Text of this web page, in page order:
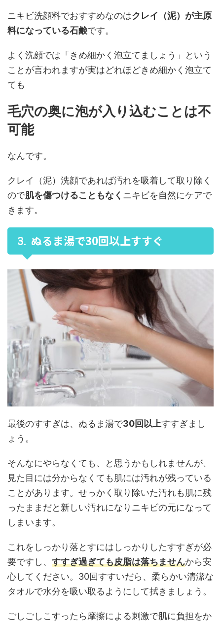
ニキビ洗顔料でおすすめなのはクレイ（泥）が主原
料になっている石鹸です。
よく洗顔では「きめ細かく泡立てましょう」という
ことが言われますが実はどれほどきめ細かく泡立て
ても
毛穴の奥に泡が入り込むことは不
可能
なんです。
クレイ（泥）洗顔であれば汚れを吸着して取り除く
ので肌を傷つけることもなく ニキビを自然にケアで
きます。
ぬるま湯で30回以上すすぐ
最後のすすぎは、ぬるま湯で30回以上すすぎまし
ょう。
そんなにやらなくても、と思うかもしれませんが、
見た目には分からなくても肌には汚れが残っている
ことがあります。せっかく取り除いた汚れも肌に残
ったままだと新しい汚れになりニキビの元になって
しまいます。
これをしっかり落とすにはしっかりしたすすぎが必
要ですし、 すすぎ過ぎても皮脂は落ちませんから安
心してください。30回すすいだら、柔らかい清潔な
タオルで水分を吸い取るようにして拭きましょう。
ごしごしこすったら摩擦による刺激で肌に負担をか